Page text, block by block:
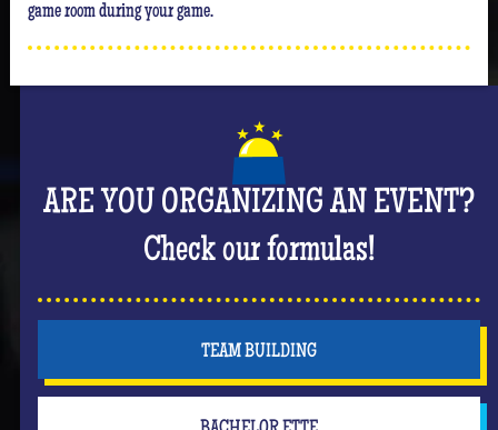
game room during your game.
ARE YOU ORGANIZING AN EVENT?
Check our formulas!
TEAM BUILDING